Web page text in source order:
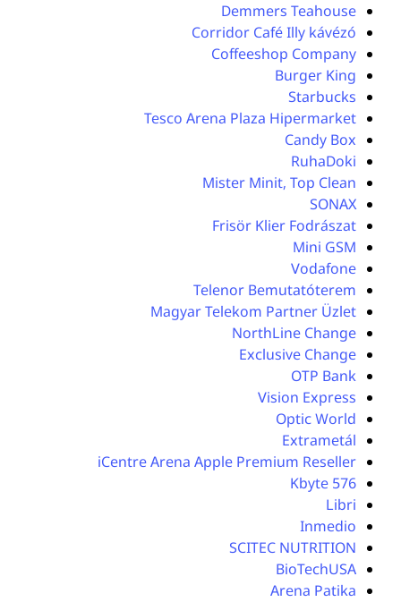
Demmers Teahouse
Corridor Café Illy kávézó
Coffeeshop Company
Burger King
Starbucks
Tesco Arena Plaza Hipermarket
Candy Box
RuhaDoki
Mister Minit, Top Clean
SONAX
Frisör Klier Fodrászat
Mini GSM
Vodafone
Telenor Bemutatóterem
Magyar Telekom Partner Üzlet
NorthLine Change
Exclusive Change
OTP Bank
Vision Express
Optic World
Extrametál
iCentre Arena Apple Premium Reseller
576 Kbyte
Libri
Inmedio
SCITEC NUTRITION
BioTechUSA
Arena Patika